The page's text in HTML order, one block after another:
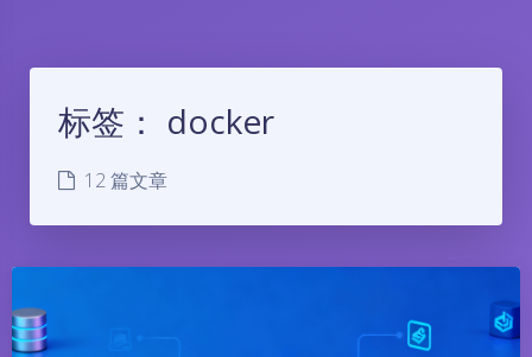
标签： docker
12 篇文章